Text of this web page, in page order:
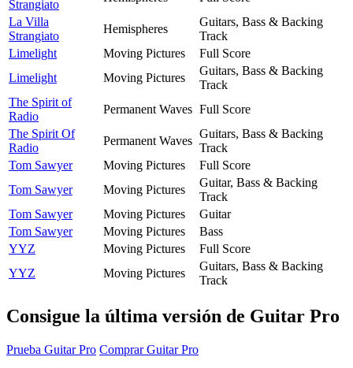
Strangiato
La Villa
Strangiato
Hemispheres
Guitars, Bass & Backing
Track
Limelight
Moving Pictures
Full Score
Limelight
Moving Pictures
Guitars, Bass & Backing
Track
The Spirit of
Radio
Permanent Waves Full Score
The Spirit Of
Radio
Permanent Waves
Guitars, Bass & Backing
Track
Tom Sawyer
Moving Pictures
Full Score
Tom Sawyer
Moving Pictures
Guitar, Bass & Backing
Track
Tom Sawyer
Moving Pictures
Guitar
Tom Sawyer
Moving Pictures
Bass
YYZ
Moving Pictures
Full Score
YYZ
Moving Pictures
Guitars, Bass & Backing
Track
Consigue la última versión de Guitar Pro
Prueba Guitar Pro Comprar Guitar Pro